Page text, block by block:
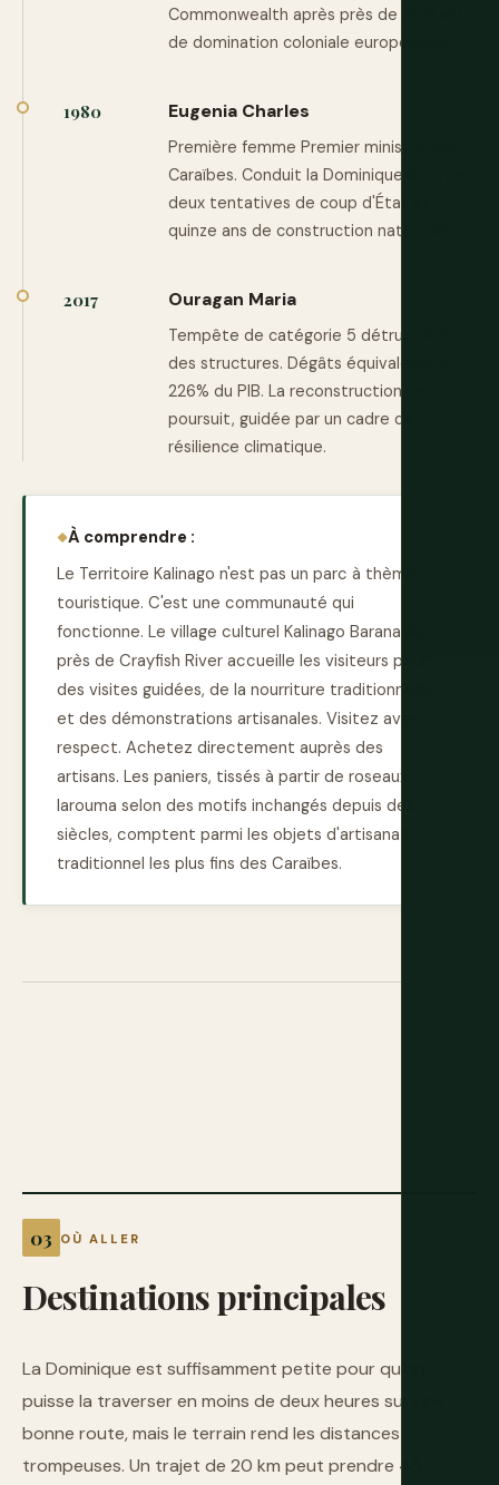
Commonwealth après près de 300 ans
de domination coloniale européenne.
1980 Eugenia Charles
Première femme Premier ministre des
Caraïbes. Conduit la Dominique à travers
deux tentatives de coup d'État et
quinze ans de construction nationale.
2017 Ouragan Maria
Tempête de catégorie 5 détruit 90%
des structures. Dégâts équivalents à
226% du PIB. La reconstruction se
poursuit, guidée par un cadre de
résilience climatique.
À comprendre :
Le Territoire Kalinago n'est pas un parc à thème
touristique. C'est une communauté qui
fonctionne. Le village culturel Kalinago Barana Autê
près de Crayfish River accueille les visiteurs pour
des visites guidées, de la nourriture traditionnelle
et des démonstrations artisanales. Visitez avec
respect. Achetez directement auprès des
artisans. Les paniers, tissés à partir de roseaux
larouma selon des motifs inchangés depuis des
siècles, comptent parmi les objets d'artisanat
traditionnel les plus fins des Caraïbes.
OÙ ALLER
Destinationsprincipales
La Dominique est suffisamment petite pour qu'on
puisse la traverser en moins de deux heures sur une
bonne route, mais le terrain rend les distances
trompeuses. Un trajet de 20 km peut prendre 45